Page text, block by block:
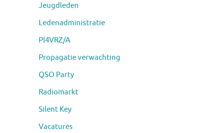
Jeugdleden
Ledenadministratie
PI4VRZ/A
Propagatie verwachting
QSO Party
Radiomarkt
Silent Key
Vacatures